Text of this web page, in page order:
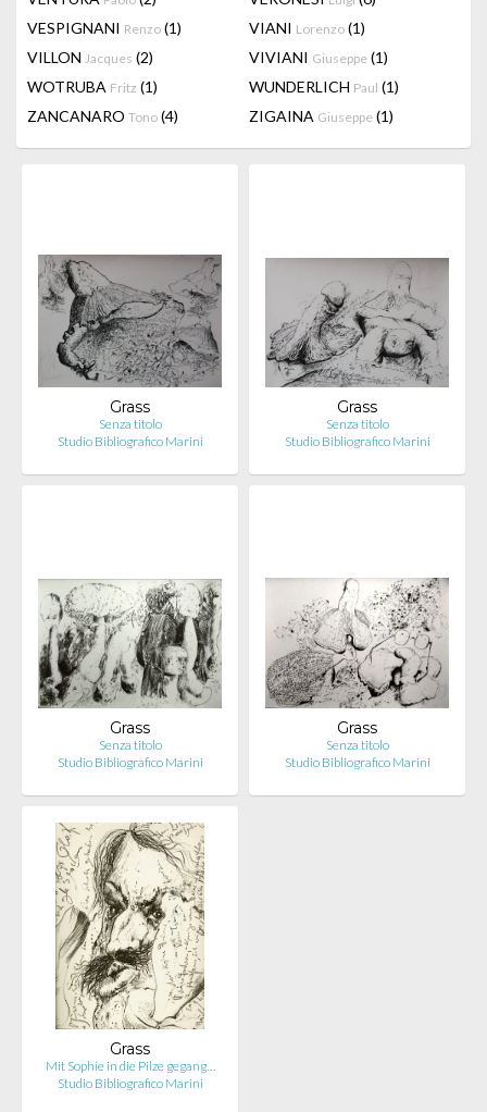
VESPIGNANI Renzo (1) VIANI Lorenzo (1)
VILLON Jacques (2) VIVIANI Giuseppe (1)
WOTRUBA Fritz (1) WUNDERLICH Paul (1)
ZANCANARO Tono (4) ZIGAINA Giuseppe (1)
Grass
Senza titolo
Studio Bibliografico Marini
Grass
Senza titolo
Studio Bibliografico Marini
Grass
Senza titolo
Studio Bibliografico Marini
Grass
Senza titolo
Studio Bibliografico Marini
Grass
Mit Sophie in die Pilze gegang…
Studio Bibliografico Marini